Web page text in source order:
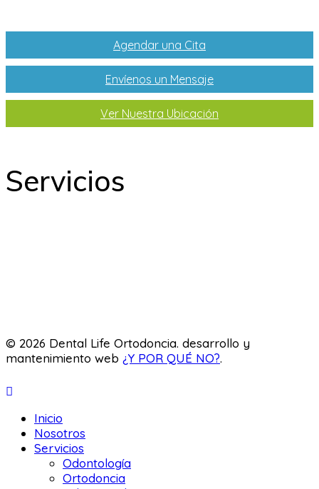
Agendar una Cita
Envíenos un Mensaje
Ver Nuestra Ubicación
Servicios
© 2026 Dental Life Ortodoncia. desarrollo y
mantenimiento web ¿Y POR QUÉ NO?.
Inicio
Nosotros
Servicios
Odontología
Ortodoncia